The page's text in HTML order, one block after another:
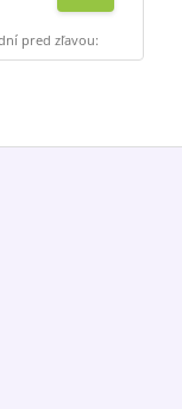
pred zľavou: